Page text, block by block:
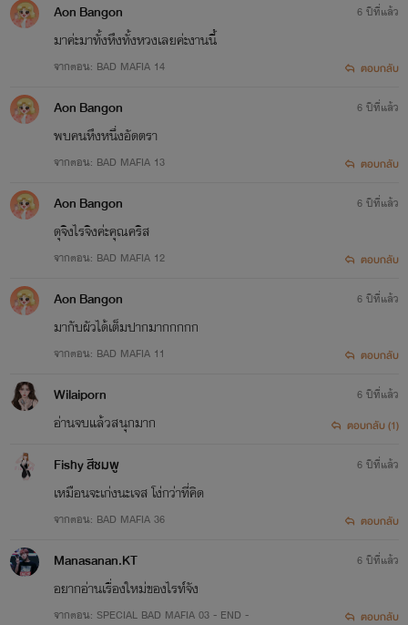
Aon Bangon
มาค่ะมาทั้งหึงทั้งหวงเลยค่ะงานนี้
จากตอน: BAD MAFIA 14
6 ปีที่แล้ว
ตอบกลับ
Aon Bangon
พบคนหึงหนึ่งอัดตรา
จากตอน: BAD MAFIA 13
6 ปีที่แล้ว
ตอบกลับ
Aon Bangon
ดุจิงไรจิงค่ะคุณคริส
จากตอน: BAD MAFIA 12
6 ปีที่แล้ว
ตอบกลับ
Aon Bangon
มากับผัวได้เต็มปากมากกกกก
จากตอน: BAD MAFIA 11
6 ปีที่แล้ว
ตอบกลับ
Wilaiporn
อ่านจบแล้วสนุกมาก
6 ปีที่แล้ว
ตอบกลับ (1)
Fishy สีชมพู
เหมือนจะเก่งนะเจส โง่กว่าที่คิด
จากตอน: BAD MAFIA 36
6 ปีที่แล้ว
ตอบกลับ
Manasanan.KT
อยากอ่านเรื่องใหม่ของไรท์จัง
จากตอน: SPECIAL BAD MAFIA 03 - END -
6 ปีที่แล้ว
ตอบกลับ